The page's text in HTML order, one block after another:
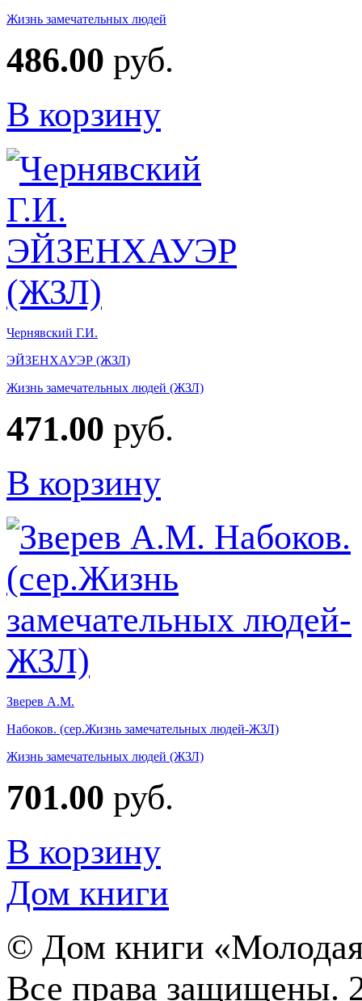
Жизнь замечательных людей
486.00 руб.
В корзину
Чернявский Г.И.
ЭЙЗЕНХАУЭР (ЖЗЛ)
Жизнь замечательных людей (ЖЗЛ)
471.00 руб.
В корзину
Зверев А.М.
Набоков. (сер.Жизнь замечательных людей-ЖЗЛ)
Жизнь замечательных людей (ЖЗЛ)
701.00 руб.
В корзину
Дом книги
© Дом книги
Все права защищены.